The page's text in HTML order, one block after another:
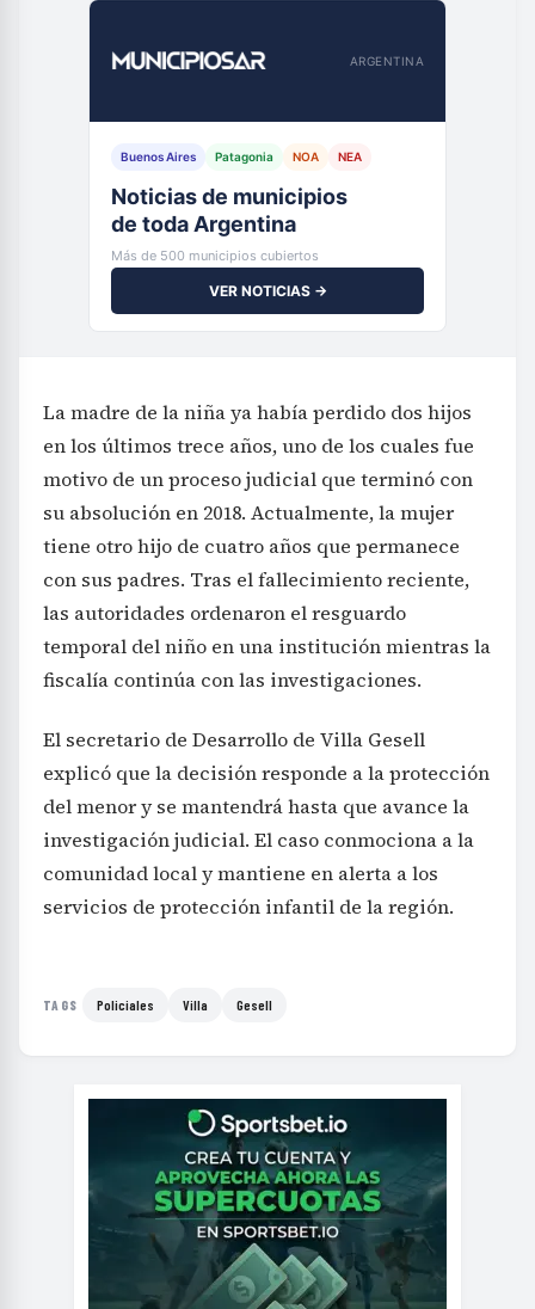
ARGENTINA
Buenos Aires Patagonia NOA NEA
Noticias de municipios
de toda Argentina
Más de 500 municipios cubiertos
VER NOTICIAS →
La madre de la niña ya había perdido dos hijos
en los últimos trece años, uno de los cuales fue
motivo de un proceso judicial que terminó con
su absolución en 2018. Actualmente, la mujer
tiene otro hijo de cuatro años que permanece
con sus padres. Tras el fallecimiento reciente,
las autoridades ordenaron el resguardo
temporal del niño en una institución mientras la
fiscalía continúa con las investigaciones.
El secretario de Desarrollo de Villa Gesell
explicó que la decisión responde a la protección
del menor y se mantendrá hasta que avance la
investigación judicial. El caso conmociona a la
comunidad local y mantiene en alerta a los
servicios de protección infantil de la región.
TAGS Policiales Villa Gesell